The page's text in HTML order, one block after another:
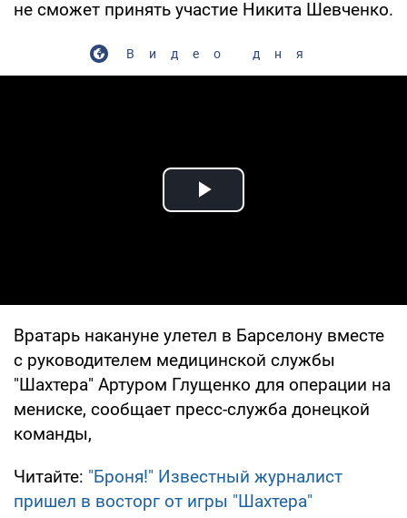
не сможет принять участие Никита Шевченко.
Видео дня
Play Video
Вратарь накануне улетел в Барселону вместе
с руководителем медицинской службы
"Шахтера" Артуром Глущенко для операции на
мениске, сообщает пресс-служба донецкой
команды,
Читайте: "Броня!" Известный журналист
пришел в восторг от игры "Шахтера"